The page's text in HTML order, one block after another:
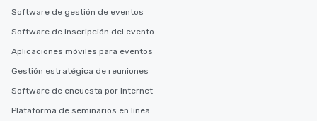
Software de gestión de eventos
Software de inscripción del evento
Aplicaciones móviles para eventos
Gestión estratégica de reuniones
Software de encuesta por Internet
Plataforma de seminarios en línea